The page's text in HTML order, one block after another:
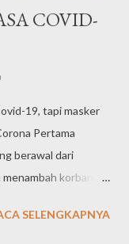
COVID-
19, tapi masker
Corona Pertama
berawal dari
korban
dihebohkan
SELENGKAPNYA